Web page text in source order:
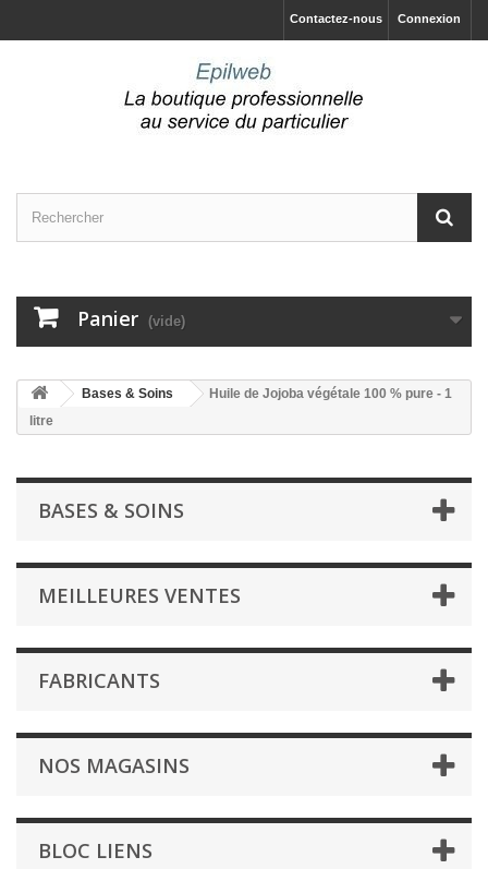
Connexion
Contactez-nous
Panier (vide)
Bases & Soins
Huile de Jojoba végétale 100 % pure - 1
litre
BASES & SOINS
MEILLEURES VENTES
FABRICANTS
NOS MAGASINS
BLOC LIENS